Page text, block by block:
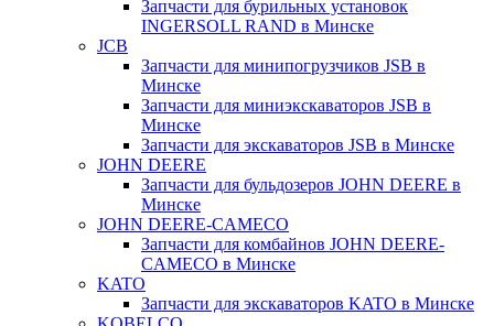
Запчасти для бурильных установок
INGERSOLL RAND в Минске
JCB
Запчасти для минипогрузчиков JSB в
Минске
Запчасти для миниэкскаваторов JSB в
Минске
Запчасти для экскаваторов JSB в Минске
JOHN DEERE
Запчасти для бульдозеров JOHN DEERE в
Минске
JOHN DEERE-CAMECO
Запчасти для комбайнов JOHN DEERE-
CAMECO в Минске
KATO
Запчасти для экскаваторов KATO в Минске